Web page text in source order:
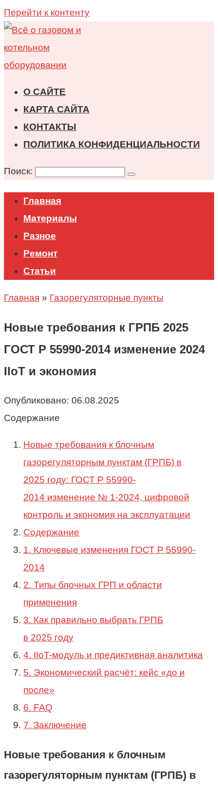
Перейти к контенту
О САЙТЕ
КАРТА САЙТА
КОНТАКТЫ
ПОЛИТИКА КОНФИДЕНЦИАЛЬНОСТИ
Поиск:
Главная
Материалы
Разное
Ремонт
Статьи
Главная » Газорегуляторные пункты
Новые требования к ГРПБ 2025
ГОСТ Р 55990-2014 изменение 2024
IIoT и экономия
Опубликовано: 06.08.2025
Содержание
Новые требования к блочным
газорегуляторным пунктам (ГРПБ) в
2025 году: ГОСТ Р 55990-
2014 изменение № 1-2024, цифровой
контроль и экономия на эксплуатации
Содержание
1. Ключевые изменения ГОСТ Р 55990-
2014
2. Типы блочных ГРП и области
применения
3. Как правильно выбрать ГРПБ
в 2025 году
4. IIoT-модуль и предиктивная аналитика
5. Экономический расчёт: кейс «до и
после»
6. FAQ
7. Заключение
Новые требования к блочным
газорегуляторным пунктам (ГРПБ) в